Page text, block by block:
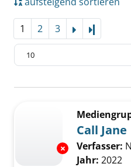
1 2 3
Zu den Suchfiltern springen
Exemplar-
Call Jane
Verfasser:
Jahr: 2022